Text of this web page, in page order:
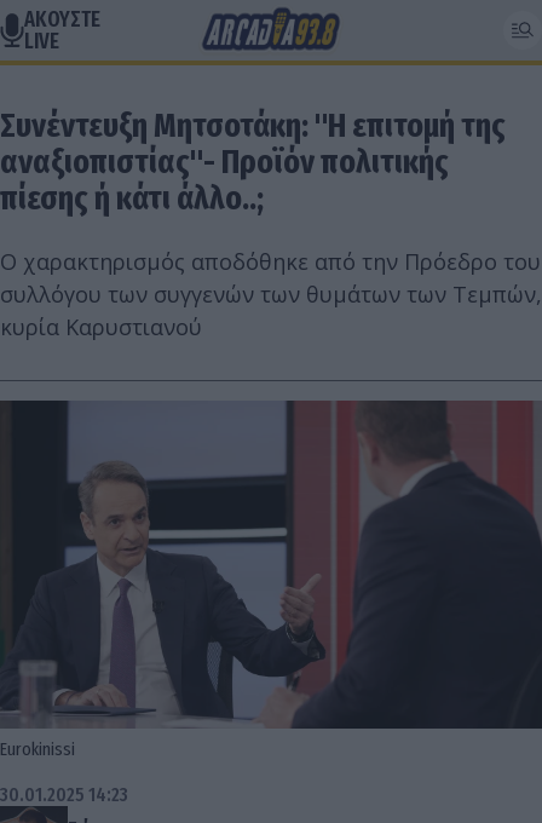
ΑΚΟΥΣΤΕ
LIVE
Συνέντευξη Μητσοτάκη: "Η επιτομή της
αναξιοπιστίας"- Προϊόν πολιτικής
πίεσης ή κάτι άλλο..;
Ο χαρακτηρισμός αποδόθηκε από την Πρόεδρο του
συλλόγου των συγγενών των θυμάτων των Τεμπών,
κυρία Καρυστιανού
Eurokinissi
30.01.2025 14:23